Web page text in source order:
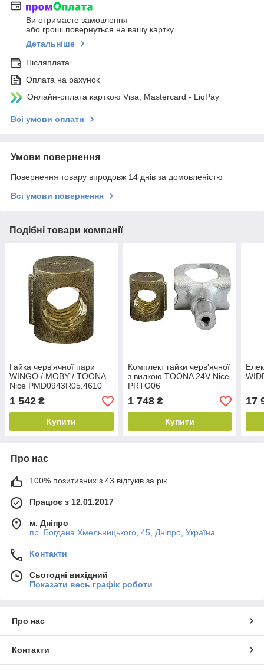
Ви отримаєте замовлення
або гроші повернуться на вашу картку
Детальніше
Післяплата
Оплата на рахунок
Онлайн-оплата карткою Visa, Mastercard - LiqPay
Всі умови оплати
Умови повернення
Повернення товару впродовж 14 днів за домовленістю
Всі умови повернення
Подібні товари компанії
Гайка черв'ячної пари
WINGO / MOBY / TOONA
Nice PMD0943R05.4610
1 542 ₴
Купити
Комплект гайки черв'ячної
з вилкою TOONA 24V Nice
PRTO06
1 748₴
Купити
17
Про нас
100% позитивних з 43 відгуків за рік
Працює з 12.01.2017
м. Дніпро
пр. Богдана Хмельницького, 45, Дніпро, Україна
Контакти
Сьогодні вихідний
Показати весь графік роботи
Про нас
Контакти